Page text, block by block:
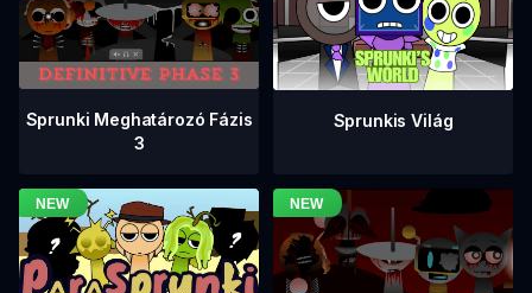
Sprunki Meghatározó Fázis
3
Sprunkis Világ